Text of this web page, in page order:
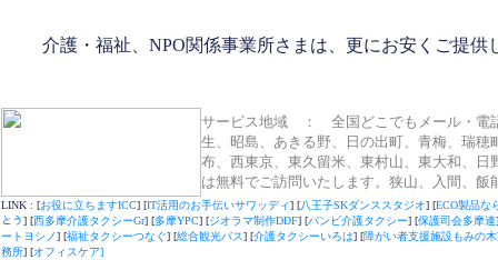
介護・福祉、NPO関係事業所さまは、更にお安くご提供
サービス地域 ： 全国どこでもメール・電
生、昭島、あきる野、日の出町、青梅、瑞
布、西東京、東久留米、東村山、東大和、
は無料でご訪問いたします。狭山、入間、
LINK : [お役に立ちますICC] [IT活用のお手伝いサワッディ] [八王子SKダンススタジオ] [ECO製品な
とう] [西多摩介護タクシーGr] [多摩YPC] [ジオラマ制作DDF] [バンビ介護タクシー] [保護司会多摩連
ートヨシノ] [福祉タクシーつなぐ] [総合観光バス] [介護タクシーいろは] [障がい者支援施設もみの木
務所] [オフィスケア]